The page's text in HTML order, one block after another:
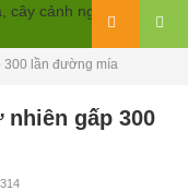
300 lần đường mía
gấp 300